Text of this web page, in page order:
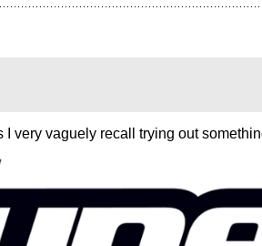
I very vaguely recall trying out